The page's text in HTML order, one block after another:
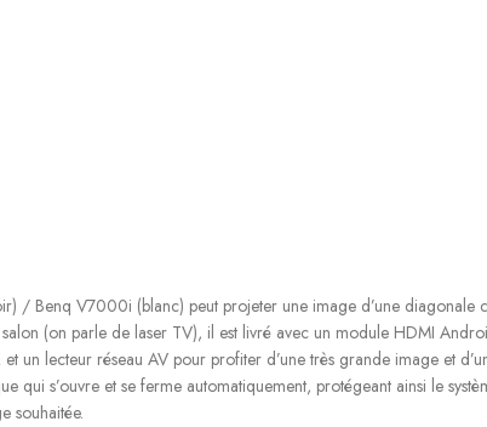
/ Benq V7000i (blanc) peut projeter une image d’une
(on parle de laser TV), il est livré avec un module HDMI
un lecteur réseau AV pour profiter d’une très grande image et
s’ouvre et se ferme automatiquement, protégeant ainsi le
souhaitée.